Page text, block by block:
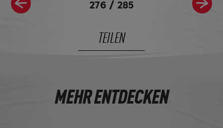
276 / 285
TEILEN
MEHR ENTDECKEN